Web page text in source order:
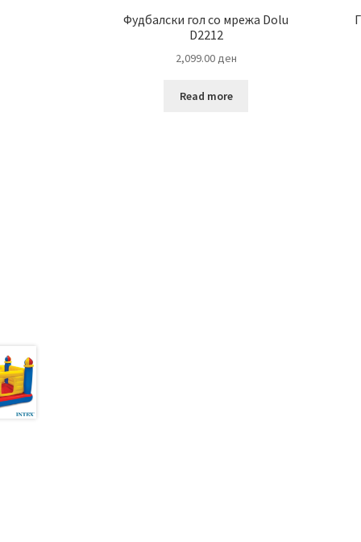
Фудбалски гол со мрежа Dolu
D2212
2,099.00ден
Read more